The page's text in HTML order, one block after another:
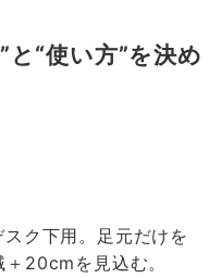
と“使い方”を決め
ク下用。足元だけを
20cmを見込む。